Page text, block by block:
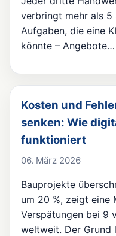
verbringt mehr als 5
Aufgaben, die eine
könnte – Angebote…
Kosten und
senken: Wie
funktioniert
06. März 2026
Bauprojekte
um 20 %, zeigt eine
Verspätungen bei 9
weltweit. Der Grund